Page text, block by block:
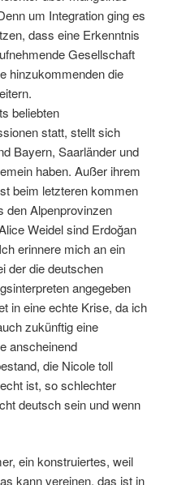
um Integration ging es
dass eine Erkenntnis
Gesellschaft
hinzukommenden die
beliebten
statt, stellt sich
Bayern, Saarländer und
haben. Außer ihrem
beim letzteren kommen
den Alpenprovinzen
Weidel sind Erdoğan
erinnere mich an ein
der die deutschen
angegeben
in eine echte Krise, da ich
zukünftig eine
anscheinend
die Nicole toll
ist, so schlechter
deutsch sein und wenn
ein konstruiertes, weil
kann vereinen, das ist in